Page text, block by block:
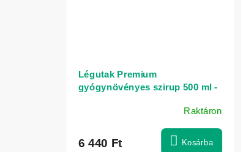
Légutak Premium
gyógynövényes szirup 500 ml -
Raktáron
6 440 Ft Kosárba